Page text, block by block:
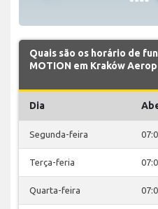
Quais são os horário de
MOTION em Kraków
Dia
Segunda-feira
Terça-feria
Quarta-feira